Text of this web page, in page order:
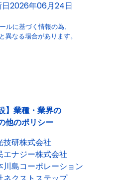
日2026年06月24日
ルに基づく情報の為、
異なる場合があります。
】業種・業界の
他のポリシー
技研株式会社
エナジー株式会社
川島コーポレーション